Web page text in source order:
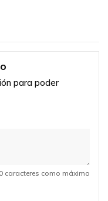
para poder
caracteres como máximo